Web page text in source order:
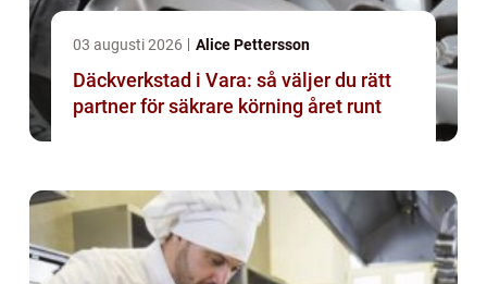
03 augusti 2026 Alice Pettersson
Däckverkstad i Vara: så väljer du rätt
partner för säkrare körning året runt